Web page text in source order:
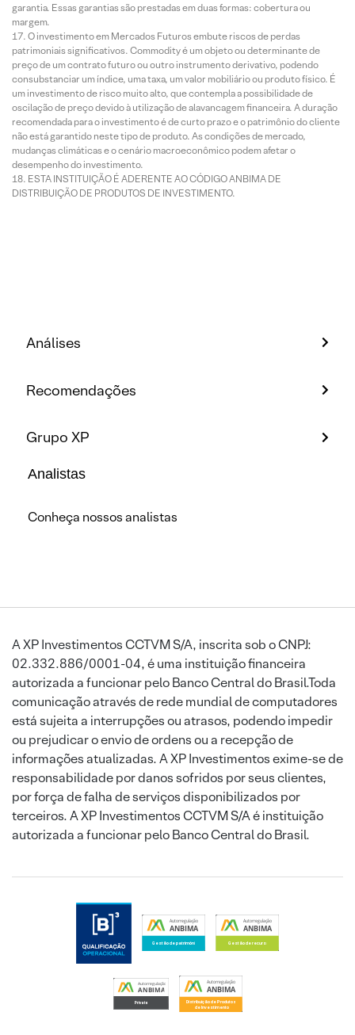
garantia. Essas garantias são prestadas em duas formas: cobertura ou
margem.
O investimento em Mercados Futuros embute riscos de perdas
patrimoniais significativos. Commodity é um objeto ou determinante de
preço de um contrato futuro ou outro instrumento derivativo, podendo
consubstanciar um índice, uma taxa, um valor mobiliário ou produto físico. É
um investimento de risco muito alto, que contempla a possibilidade de
oscilação de preço devido à utilização de alavancagem financeira. A duração
recomendada para o investimento é de curto prazo e o patrimônio do cliente
não está garantido neste tipo de produto. As condições de mercado,
mudanças climáticas e o cenário macroeconômico podem afetar o
desempenho do investimento.
ESTA INSTITUIÇÃO É ADERENTE AO CÓDIGO ANBIMA DE
DISTRIBUIÇÃO DE PRODUTOS DE INVESTIMENTO.
Análises
Recomendações
Grupo XP
Analistas
Conheça nossos analistas
A XP Investimentos CCTVM S/A, inscrita sob o CNPJ:
02.332.886/0001-04, é uma instituição financeira
autorizada a funcionar pelo Banco Central do Brasil.Toda
comunicação através de rede mundial de computadores
está sujeita a interrupções ou atrasos, podendo impedir
ou prejudicar o envio de ordens ou a recepção de
informações atualizadas. A XP Investimentos exime-se de
responsabilidade por danos sofridos por seus clientes,
por força de falha de serviços disponibilizados por
terceiros. A XP Investimentos CCTVM S/A é instituição
autorizada a funcionar pelo Banco Central do Brasil.